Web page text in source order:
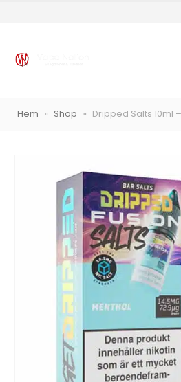
Hem » Shop » Dripped Salts 10ml
Populära engångsvapes Hjälp
Leverans & frakt